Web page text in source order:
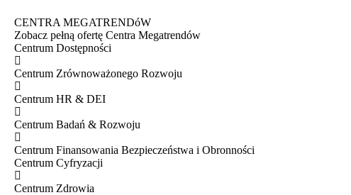
CENTRA MEGATRENDóW
Zobacz pełną ofertę Centra Megatrendów
Centrum Dostępności
Centrum Zrównoważonego Rozwoju
Centrum HR & DEI
Centrum Badań & Rozwoju
Centrum Finansowania Bezpieczeństwa i Obronności
Centrum Cyfryzacji
Centrum Zdrowia